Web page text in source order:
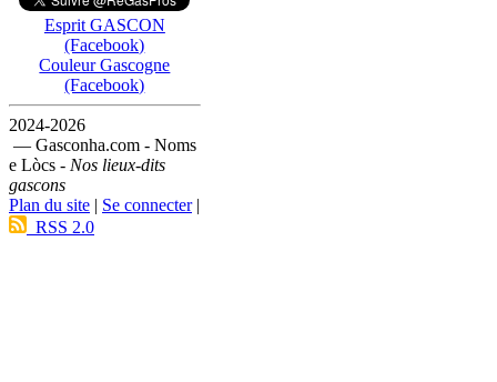
Esprit GASCON
(Facebook)
Couleur Gascogne
(Facebook)
2024-2026
— Gasconha.com - Noms
e Lòcs - Nos lieux-dits
gascons
Plan du site | Se connecter|
RSS 2.0